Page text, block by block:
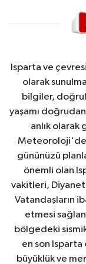
Isparta ve
olarak
bilgiler,
yaşamı
anlık olarak
gününüzü
önemli olan
vakitleri, Diyanet
Vatandaşların
etmesi
bölgedeki
en son Isparta
büyüklük ve
HABERDE
KÜLTÜR
MAGAZİN
Oyun
POLİTİKA
RESMİ
SAĞLIK
Spor